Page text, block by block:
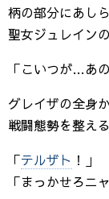
柄の部分にあしら
聖女ジュレイン
「こいつが…あ
グレイザの全身
戦闘態勢を整える
「テルザト ！」
「まっかせろニ